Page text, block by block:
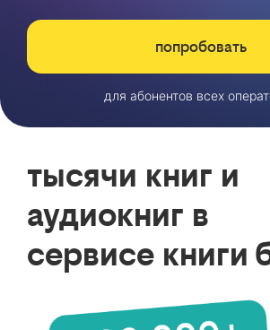
попробовать
для абонентов всех
тысячи книг и
аудиокниг в
сервисе книги